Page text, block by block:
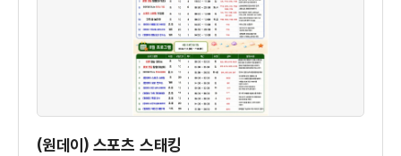
(원데이) 스포츠 스태킹